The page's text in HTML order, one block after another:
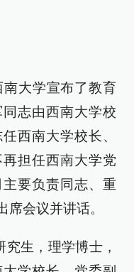
大学宣布了教育
志由西南大学校
西南大学校长、
担任西南大学党
要负责同志、重
席会议并讲话。
生，理学博士，